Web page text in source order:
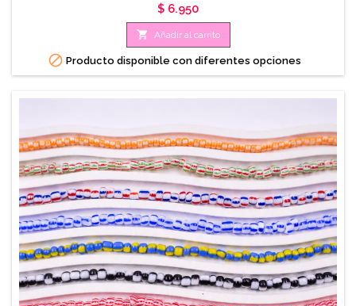
Precio
$ 6.950
 Añadir al carrito
 Producto disponible con diferentes opciones